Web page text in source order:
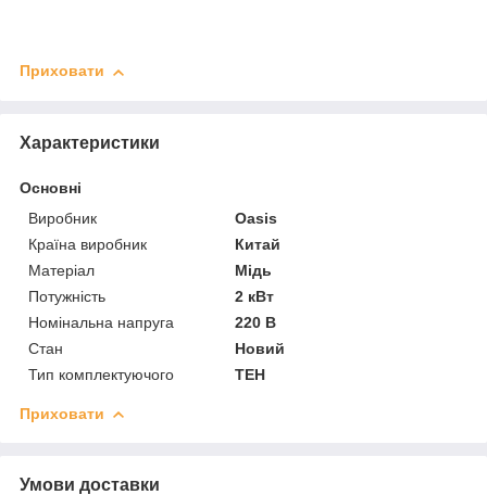
Приховати
Характеристики
Основні
Виробник
Oasis
Країна виробник
Китай
Матеріал
Мідь
Потужність
2 кВт
Номінальна напруга
220 В
Стан
Новий
Тип комплектуючого
ТЕН
Приховати
Умови доставки